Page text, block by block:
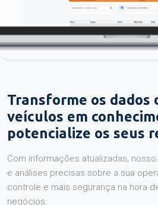
Transforme os dados
veículos em
potencialize os seus
Com informações atualizadas,
e análises precisas sobre a sua
controle e mais segurança na hora
negócios.